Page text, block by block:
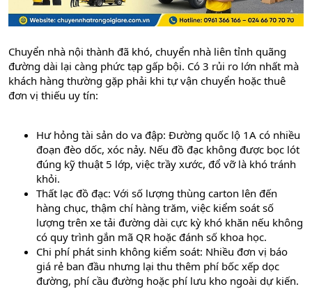
Chuyển nhà nội thành đã khó, chuyển nhà liên tỉnh quãng
đường dài lại càng phức tạp gấp bội. Có 3 rủi ro lớn nhất mà
khách hàng thường gặp phải khi tự vận chuyển hoặc thuê
đơn vị thiếu uy tín:
Hư hỏng tài sản do va đập: Đường quốc lộ 1A có nhiều
đoạn đèo dốc, xóc nảy. Nếu đồ đạc không được bọc lót
đúng kỹ thuật 5 lớp, việc trầy xước, đổ vỡ là khó tránh
khỏi.
Thất lạc đồ đạc: Với số lượng thùng carton lên đến
hàng chục, thậm chí hàng trăm, việc kiểm soát số
lượng trên xe tải đường dài cực kỳ khó khăn nếu không
có quy trình gắn mã QR hoặc đánh số khoa học.
Chi phí phát sinh không kiểm soát: Nhiều đơn vị báo
giá rẻ ban đầu nhưng lại thu thêm phí bốc xếp dọc
đường, phí cầu đường hoặc phí lưu kho ngoài dự kiến.